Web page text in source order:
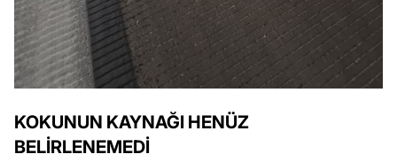
KOKUNUN KAYNAĞI HENÜZ
BELİRLENEMEDİ